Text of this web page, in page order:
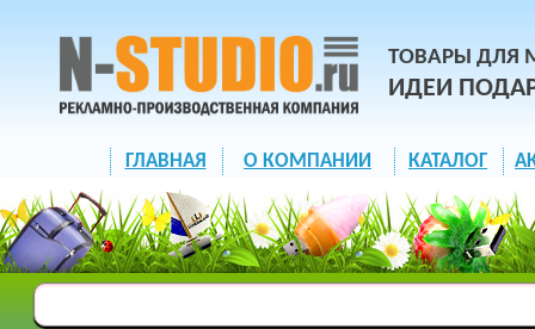
ТОВАРЫ ДЛЯ
ИДЕИ
ГЛАВНАЯ О КОМПАНИИ КАТАЛОГ